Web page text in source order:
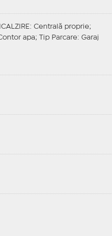
: Centrală proprie;
apa; Tip Parcare: Garaj